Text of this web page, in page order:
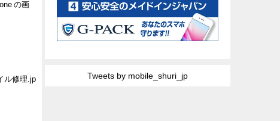
の画
ル修理.jp
Tweets by mobile_shuri_jp